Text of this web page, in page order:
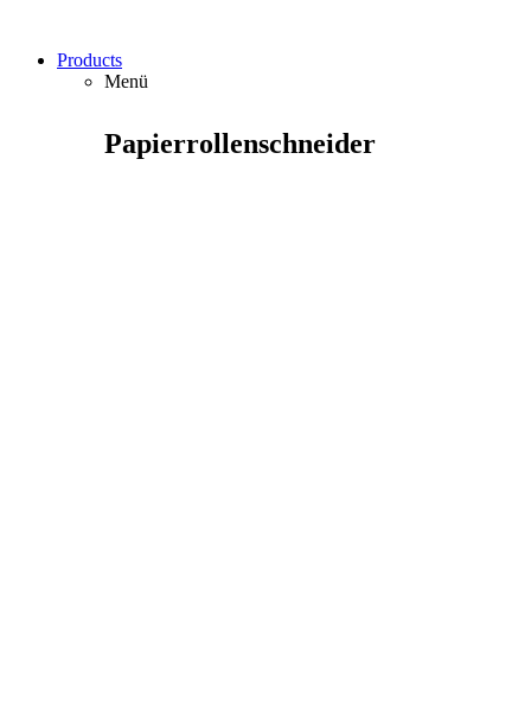
Products
Menü
Papierrollenschneider